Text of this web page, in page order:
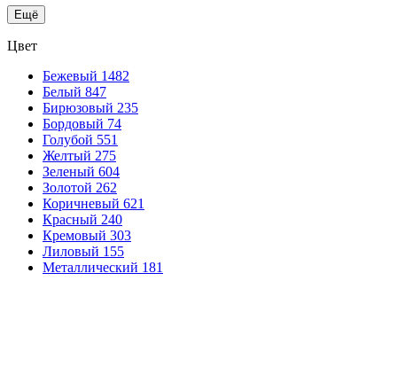
Ещё
Цвет
Бежевый 1482
Белый 847
Бирюзовый 235
Бордовый 74
Голубой 551
Желтый 275
Зеленый 604
Золотой 262
Коричневый 621
Красный 240
Кремовый 303
Лиловый 155
Металлический 181